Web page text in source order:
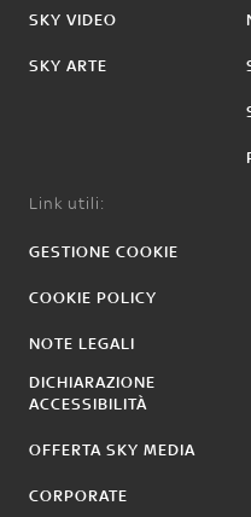
SKY VIDEO
SKY ARTE
Link utili:
GESTIONE COOKIE
COOKIE POLICY
NOTE LEGALI
DICHIARAZIONE
ACCESSIBILITÀ
OFFERTA SKY MEDIA
CORPORATE